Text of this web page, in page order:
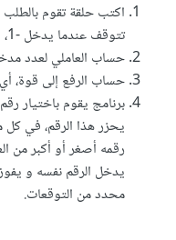
اكتب حلقة تقوم
تتوقف عندما يدخل -1، و تقوم بطباعة أكبر عدد أدخله المستخدم.
حساب العاملي لعدد
حساب الرفع إلى قوة، أي مثلاً 3
برنامج يقوم باختيار
يحزر هذا الرقم، في كل
رقمه أصغر أو أكبر من
يدخل الرقم نفسه و
محدد من التوقعات.